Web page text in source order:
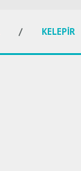
KELEPİR